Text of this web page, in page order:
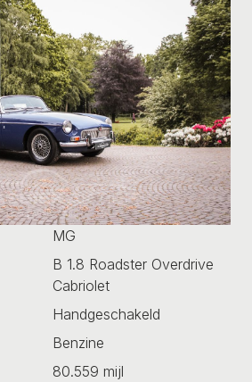
MG
B 1.8 Roadster Overdrive
Cabriolet
Handgeschakeld
Benzine
80.559 mijl